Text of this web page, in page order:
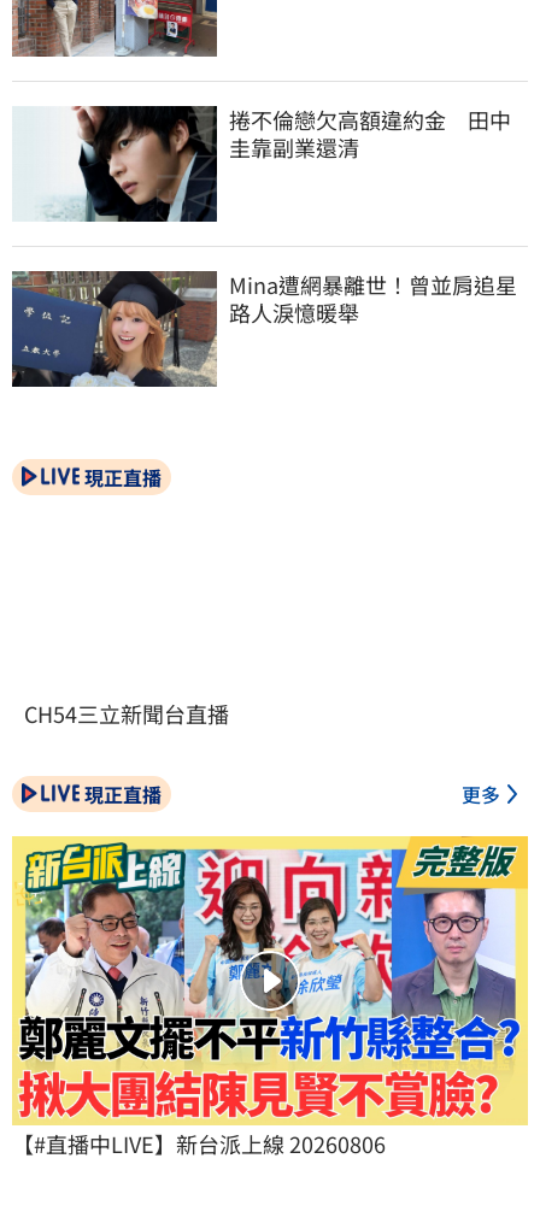
捲不倫戀欠高額違約金　田中
圭靠副業還清
Mina遭網暴離世！曾並肩追星
路人淚憶暖舉
現正直播
CH54三立新聞台直播
現正直播 更多
【#直播中LIVE】新台派上線 20260806